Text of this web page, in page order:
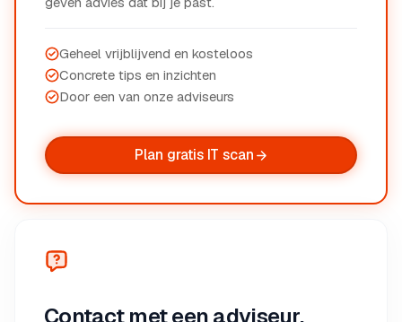
Geheel vrijblijvend en kosteloos
Concrete tips en inzichten
Door een van onze adviseurs
Plan gratis IT scan
Contact met een adviseur.